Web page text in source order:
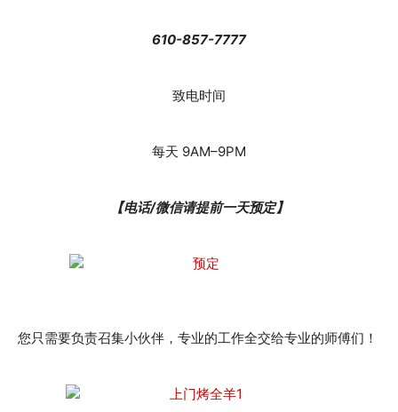
610-857-7777
致电时间
每天 9AM–9PM
【电话/微信请提前一天预定】
您只需要负责召集小伙伴，专业的工作全交给专业的师傅们！